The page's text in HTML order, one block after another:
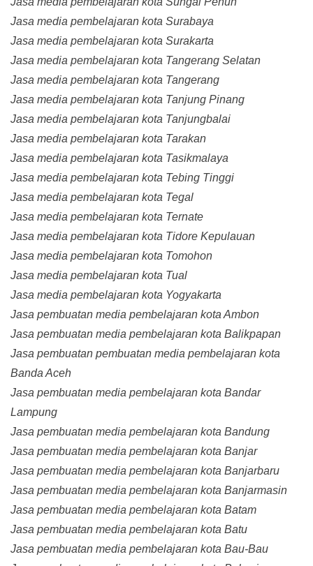
Jasa media pembelajaran kota Surabaya
Jasa media pembelajaran kota Surakarta
Jasa media pembelajaran kota Tangerang Selatan
Jasa media pembelajaran kota Tangerang
Jasa media pembelajaran kota Tanjung Pinang
Jasa media pembelajaran kota Tanjungbalai
Jasa media pembelajaran kota Tarakan
Jasa media pembelajaran kota Tasikmalaya
Jasa media pembelajaran kota Tebing Tinggi
Jasa media pembelajaran kota Tegal
Jasa media pembelajaran kota Ternate
Jasa media pembelajaran kota Tidore Kepulauan
Jasa media pembelajaran kota Tomohon
Jasa media pembelajaran kota Tual
Jasa media pembelajaran kota Yogyakarta
Jasa pembuatan media pembelajaran kota Ambon
Jasa pembuatan media pembelajaran kota Balikpapan
Jasa pembuatan pembuatan media pembelajaran kota
Banda Aceh
Jasa pembuatan media pembelajaran kota Bandar
Lampung
Jasa pembuatan media pembelajaran kota Bandung
Jasa pembuatan media pembelajaran kota Banjar
Jasa pembuatan media pembelajaran kota Banjarbaru
Jasa pembuatan media pembelajaran kota Banjarmasin
Jasa pembuatan media pembelajaran kota Batam
Jasa pembuatan media pembelajaran kota Batu
Jasa pembuatan media pembelajaran kota Bau-Bau